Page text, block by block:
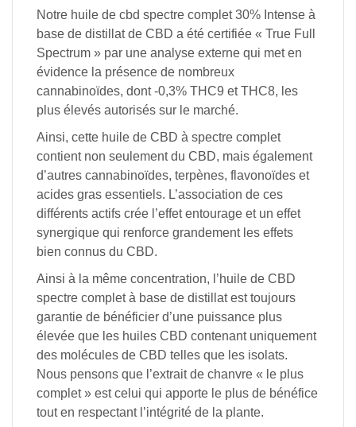
Notre huile de cbd spectre complet 30% Intense à
base de distillat de CBD a été certifiée « True Full
Spectrum » par une analyse externe qui met en
évidence la présence de nombreux
cannabinoïdes, dont-0,3% THC9 et THC8, les
plus élevés autorisés sur le marché.
Ainsi, cette huile de CBD à spectre complet
contient non seulement du CBD, mais également
d’autres cannabinoïdes, terpènes, flavonoïdes et
acides gras essentiels. L’association de ces
différents actifs crée l’effet entourage et un effet
synergique qui renforce grandement les effets
bien connus du CBD.
Ainsi à la même concentration, l’huile de CBD
spectre completà base de distillatest toujours
garantie de bénéficier d’une puissance plus
élevée que les huiles CBD contenant uniquement
des molécules de CBD telles que les isolats.
Nous pensons que l’extrait de chanvre « le plus
complet » est celui qui apporte le plus de bénéfice
tout en respectant l’intégrité de la plante.